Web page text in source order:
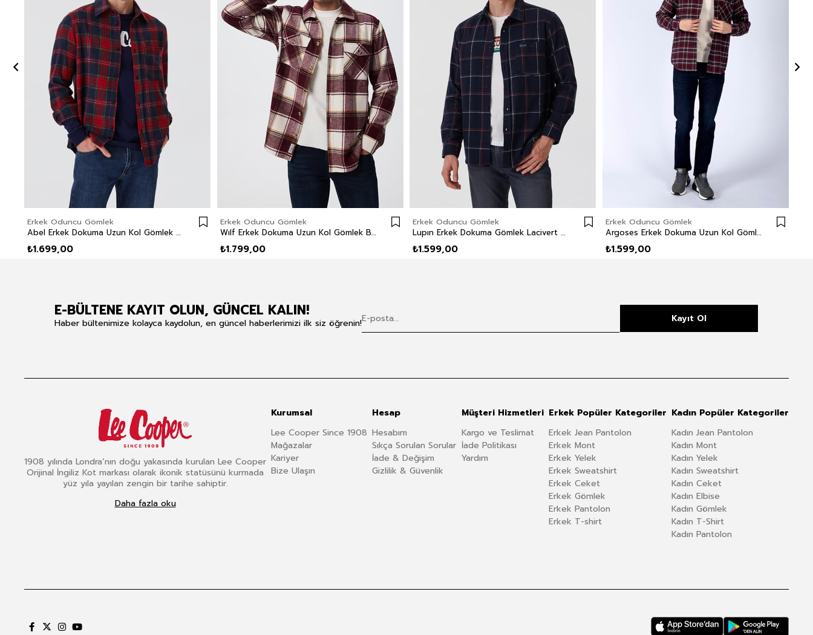
Erkek Oduncu Gömlek
Abel Erkek Dokuma Uzun Kol Gömlek Bordo
₺1.699,00
Erkek Oduncu Gömlek
Wılf Erkek Dokuma Uzun Kol Gömlek Bordo-Beyaz Ekose
₺1.799,00
Erkek Oduncu Gömlek
Lupın Erkek Dokuma Gömlek Lacivert Ekoseli
₺1.599,00
Erkek Oduncu Gömlek
Argoses Erkek Dokuma Uzun Kol Gömlek Mürdüm-Haki
₺1.599,00
E-BÜLTENE KAYIT OLUN, GÜNCEL KALIN!
Haber bültenimize kolayca kaydolun, en güncel haberlerimizi ilk siz öğrenin! Kayıt Ol
1908 yılında Londra’nın doğu yakasında kurulan Lee Cooper
Orijinal İngiliz Kot markası olarak ikonik statüsünü kurmada
yüz yıla yayılan zengin bir tarihe sahiptir.
Daha fazla oku
Kurumsal
Lee Cooper Since 1908
Mağazalar
Kariyer
Bize Ulaşın
Hesap
Hesabım
Sıkça Sorulan Sorular
İade & Değişim
Gizlilik & Güvenlik
Müşteri Hizmetleri
Kargo ve Teslimat
İade Politikası
Yardım
Erkek Popüler Kategoriler
Erkek Jean Pantolon
Erkek Mont
Erkek Yelek
Erkek Sweatshirt
Erkek Ceket
Erkek Gömlek
Erkek Pantolon
Erkek T-shirt
Kadın Popüler Kategoriler
Kadın Jean Pantolon
Kadın Mont
Kadın Yelek
Kadın Sweatshirt
Kadın Ceket
Kadın Elbise
Kadın Gömlek
Kadın T-Shirt
Kadın Pantolon